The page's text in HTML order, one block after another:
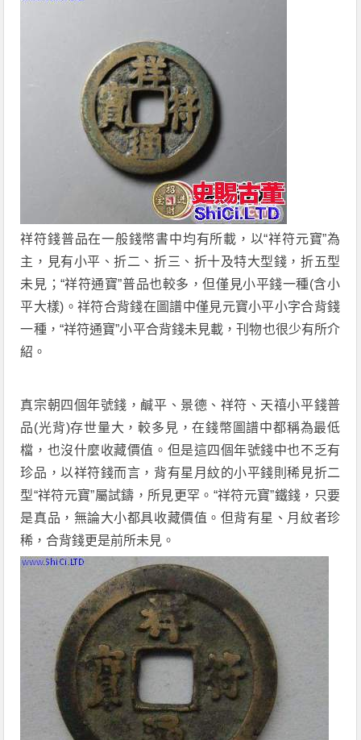
祥符錢普品在一般錢幣書中均有所載，以“祥符元寶”為
主，見有小平、折二、折三、折十及特大型錢，折五型
未見；“祥符通寶”普品也較多，但僅見小平錢一種(含小
平大樣)。祥符合背錢在圖譜中僅見元寶小平小字合背錢
一種，“祥符通寶”小平合背錢未見載，刊物也很少有所介
紹。
真宗朝四個年號錢，鹹平、景德、祥符、天禧小平錢普
品(光背)存世量大，較多見，在錢幣圖譜中都稱為最低
檔，也沒什麼收藏價值。但是這四個年號錢中也不乏有
珍品，以祥符錢而言，背有星月紋的小平錢則稀見折二
型“祥符元寶”屬試鑄，所見更罕。“祥符元寶”鐵錢，只要
是真品，無論大小都具收藏價值。但背有星、月紋者珍
稀，合背錢更是前所未見。